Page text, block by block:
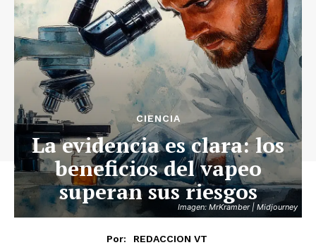
Imagen: MrKramber | Midjourney
CIENCIA
La evidencia es clara: los
beneficios del vapeo
superan sus riesgos
Por:
REDACCION VT